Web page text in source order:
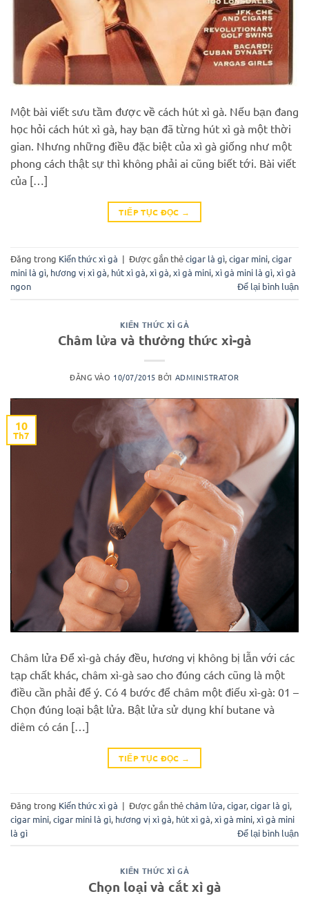
Một bài viết sưu tầm được về cách hút xì gà. Nếu bạn đang
học hỏi cách hút xì gà, hay bạn đã từng hút xì gà một thời
gian. Nhưng những điều đặc biệt của xì gà giống như một
phong cách thật sự thì không phải ai cũng biết tới. Bài viết
của […]
TIẾP TỤC ĐỌC →
Đăng trong Kiến thức xì gà | Được gắn thẻcigar là gì,cigar mini,cigar
mini là gì, hương vị xì gà, hút xì gà,xì gà,xì gà mini,xì gà mini là gì,xì gà
ngon
Để lại bình luận
KIẾN THỨC XÌ GÀ
Châm lửa và thưởng thức xì-gà
ĐĂNG VÀO 10/07/2015 BỞI ADMINISTRATOR
10
Th7
Châm lửa Để xì-gà cháy đều, hương vị không bị lẫn với các
tạp chất khác, châm xì-gà sao cho đúng cách cũng là một
điều cần phải để ý. Có 4 bước để châm một điếu xì-gà: 01 –
Chọn đúng loại bật lửa. Bật lửa sử dụng khí butane và
diêm có cán […]
TIẾP TỤC ĐỌC →
Đăng trong Kiến thức xì gà | Được gắn thẻchâm lửa,cigar,cigar là gì,
cigar mini,cigar mini là gì, hương vị xì gà, hút xì gà,xì gà mini,xì gà mini
là gì
Để lại bình luận
KIẾN THỨC XÌ GÀ
Chọn loại và cắt xì gà